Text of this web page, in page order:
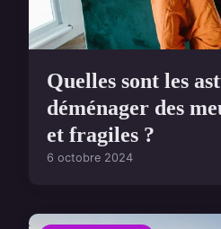
Quelles sont les
déménager des
et fragiles ?
6 octobre 2024